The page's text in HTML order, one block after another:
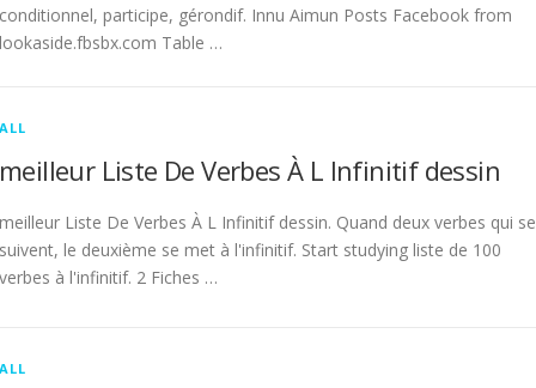
conditionnel, participe, gérondif. Innu Aimun Posts Facebook from
lookaside.fbsbx.com Table …
ALL
meilleur Liste De Verbes À L Infinitif dessin
meilleur Liste De Verbes À L Infinitif dessin. Quand deux verbes qui se
suivent, le deuxième se met à l'infinitif. Start studying liste de 100
verbes à l'infinitif. 2 Fiches …
ALL